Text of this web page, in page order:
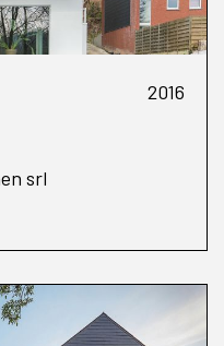
2016
srl